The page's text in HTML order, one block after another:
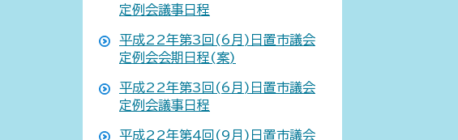
定例会議事日程
平成22年第3回(6月)日置市議会
定例会会期日程(案)
平成22年第3回(6月)日置市議会
定例会議事日程
平成22年第4回(9月)日置市議会